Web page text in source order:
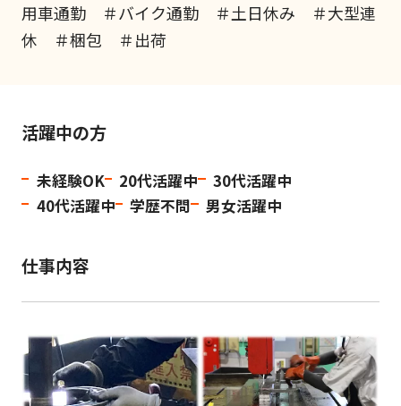
用車通勤 ＃バイク通勤 ＃土日休み ＃大型連
休 ＃梱包 ＃出荷
活躍中の方
未経験OK 20代活躍中
30代活躍中
40代活躍中
学歴不問 男女活躍中
仕事内容